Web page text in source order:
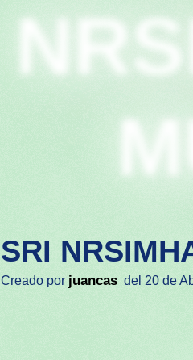
SRI
Creado por juancas del 20 de